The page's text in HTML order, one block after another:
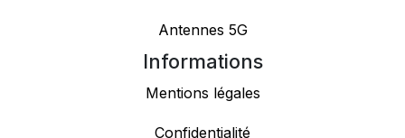
Antennes 5G
Informations
Mentions légales
Confidentialité